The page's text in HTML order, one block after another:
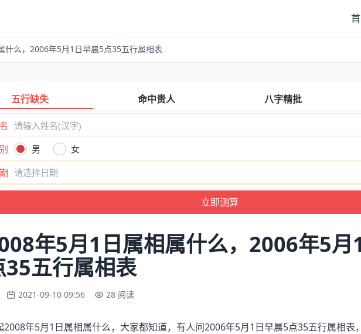
什么，2006年5月1日早晨5点35五行属相表
五行缺失 命中贵人 八字精批
男
女
年5月1日属相属什么，2006年5月
35五行属相表
2021-09-10 09:56 28 阅读
2008年5月1日属相属什么，大家都知道，有人问2006年5月1日早晨5点35五行属相表